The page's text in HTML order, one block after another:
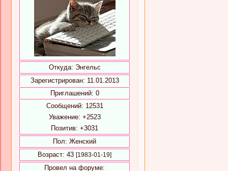
Откуда: Энгельс
Зарегистрирован: 11.01.2013
Приглашений: 0
Сообщений: 12531
Уважение: +2523
Позитив: +3031
Пол: Женский
Возраст: 43 [1983-01-19]
Провел на форуме: